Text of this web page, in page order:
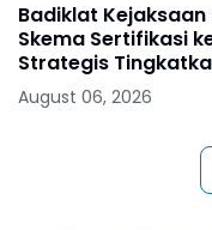
Badiklat Kejaksaan
Skema Sertifikasi
Strategis
Jaksa
August 06, 2026